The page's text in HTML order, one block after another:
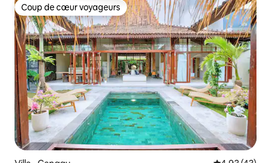
Coup de cœur voyageurs
Coup de cœur voyageurs